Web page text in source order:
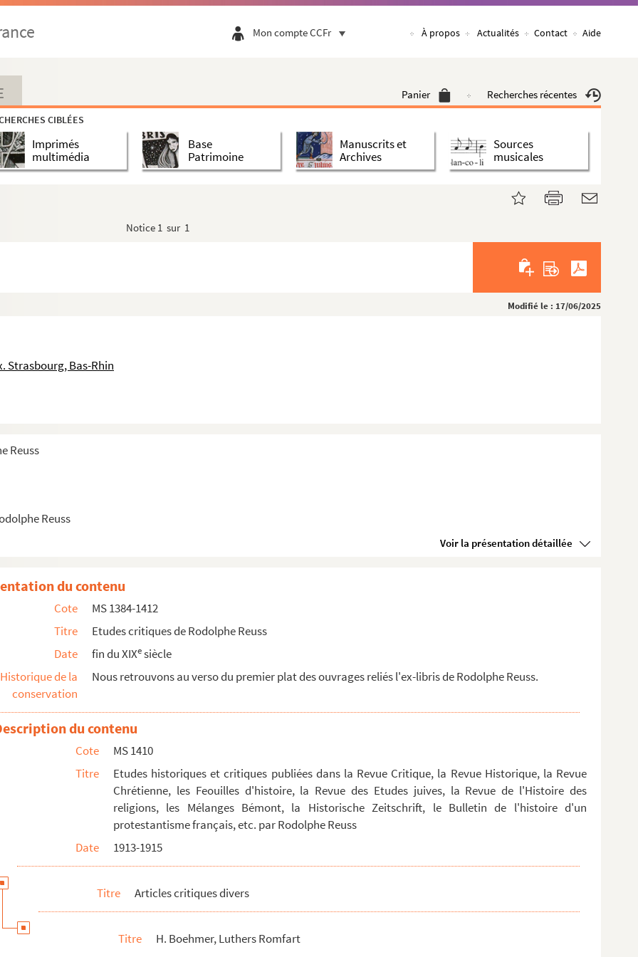
Mon compte CCFr À propos Actualités Contact Aide
Panier Recherches récentes
CIBLÉES
Imprimés
multimédia
Base
Patrimoine
Manuscrits et
Archives
Sources
musicales
Notice 1 sur 1
Modifié le : 17/06/2025
Strasbourg, Bas-Rhin
Reuss
Reuss
Voir la présentation détaillée
(2
édition
M-A
Jeanmaire
der Jahrhunderte, Rede
relative à l'expédition de Messine, tom. I
I
forest, tom. VI
du contenu
Cote
MS 1384-1412
Titre
Etudes critiques de Rodolphe Reuss
Date
fin du XIXesiècle
Historique de la
conservation
Nous retrouvons au verso du premier plat des ouvrages reliés l'ex-libris de Rodolphe Reuss.
du contenu
Cote
MS 1410
Titre
Etudes historiques et critiques publiées dans la Revue Critique, la Revue Historique, la Revue
Chrétienne, les Feouilles d'histoire, la Revue des Etudes juives, la Revue de l'Histoire des
religions, les Mélanges Bémont, la Historische Zeitschrift, le Bulletin de l'histoire d'un
protestantisme français, etc. par Rodolphe Reuss
Date
1913-1915
Titre Articles critiques divers
Titre H. Boehmer, Luthers Romfart